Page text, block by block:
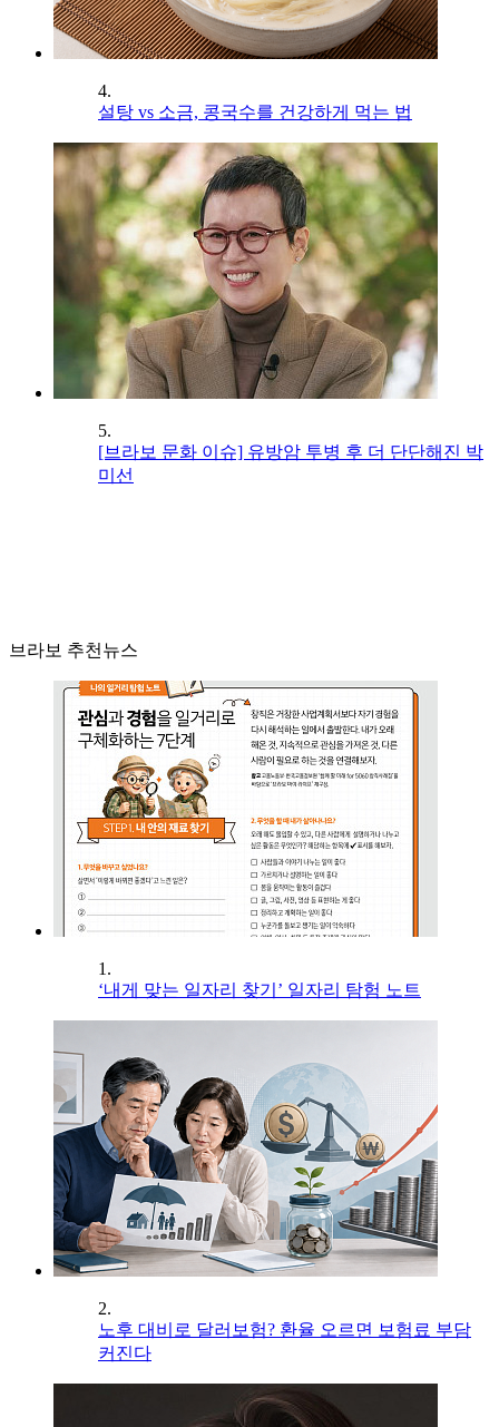
4.
설탕 vs 소금, 콩국수를 건강하게 먹는 법
5.
[브라보 문화 이슈] 유방암 투병 후 더 단단해진 박
미선
브라보 추천뉴스
1.
‘내게 맞는 일자리 찾기’ 일자리 탐험 노트
2.
노후 대비로 달러보험? 환율 오르면 보험료 부담
커진다